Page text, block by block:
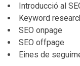
Introducció al
Keyword
SEO onpage
SEO offpage
Eines de